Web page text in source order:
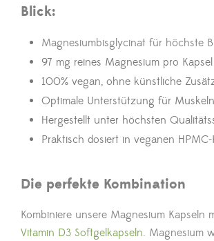
Blick:
Magnesiumbisglycinat für höchste
97 mg reines Magnesium pro Kapsel
100% vegan, ohne künstliche
Optimale Unterstützung für
Hergestellt unter höchsten
Praktisch dosiert in veganen HPMC-
Die perfekte Kombination
Kombiniere unsere Magnesium Kapseln
Vitamin D3 Softgelkapseln. Magnesium